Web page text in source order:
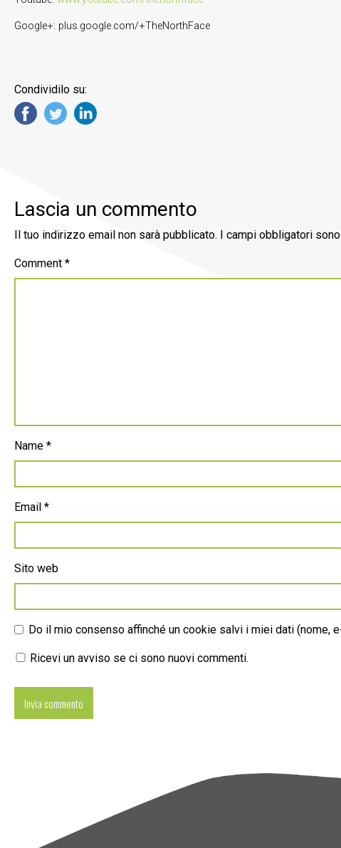
Google+: plus.google.com/+TheNorthFace
Condividilo su:
Lascia un commento
Il tuo indirizzo email non sarà pubblicato. I campi obbligatori
Comment *
Name *
Email *
Sito web
Do il mio consenso affinché un cookie salvi i miei dati (nome,
Ricevi un avviso se ci sono nuovi commenti.